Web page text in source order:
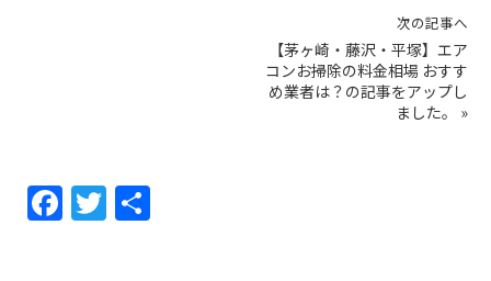
次の記事へ
【茅ヶ崎・藤沢・平塚】エア
コンお掃除の料金相場 おすす
め業者は？の記事をアップし
ました。
»
F
a
T
w